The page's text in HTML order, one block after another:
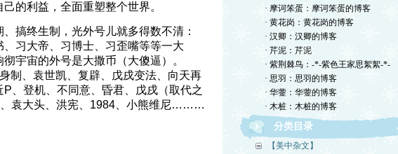
的利益，全面重塑整个世界。
搞终生制，光外号儿就多得数不清：
习大帝、习博士、习歪嘴等等一大
宇宙的外号是大撒币（大傻逼）。
制、袁世凯、复辟、戊戌变法、向天再
、登机、不同意、昏君、戊戌（取代之
、袁大头、洪宪、1984、小熊维尼………
· 摩诃笨蛋：摩诃笨蛋的博客
· 黄花岗：黄花岗的博客
· 汉卿：汉卿的博客
· 芹泥：芹泥
· 紫荆棘鸟：-*-紫色王家思絮絮-*-
· 思羽：思羽的博客
· 华蓥：华蓥的博客
· 木桩：木桩的博客
分类目录
【美中杂文】